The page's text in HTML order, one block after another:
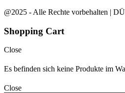
@2025 - Alle Rechte vorbehalten |
Shopping Cart
Close
Es befinden sich keine Produkte im
Close